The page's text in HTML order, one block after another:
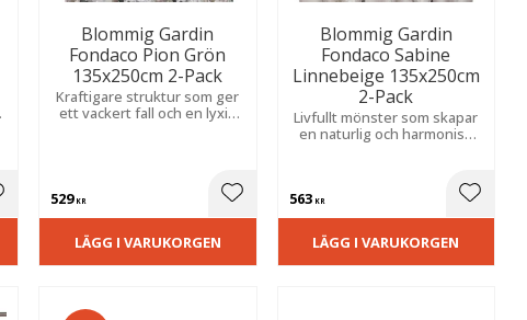
till i favoriter
Blommig Gardin
Fondaco Pion Grön
135x250cm 2-Pack
Kraftigare struktur som ger
ett vackert fall och en lyxig
529KR Lägg till i favoriter
LÄGG I VARUKORGEN
Blommig Gardin
Fondaco Sabine
Linnebeige 135x250cm
2-Pack
Livfullt mönster som skapar
en naturlig och harmonisk
563KR Lägg
LÄGG I VARUKORGEN